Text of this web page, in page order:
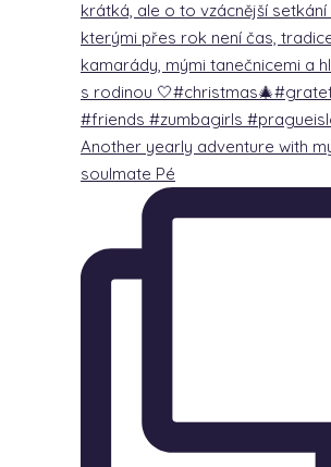
Another yearly adventure with
soulmate Pé